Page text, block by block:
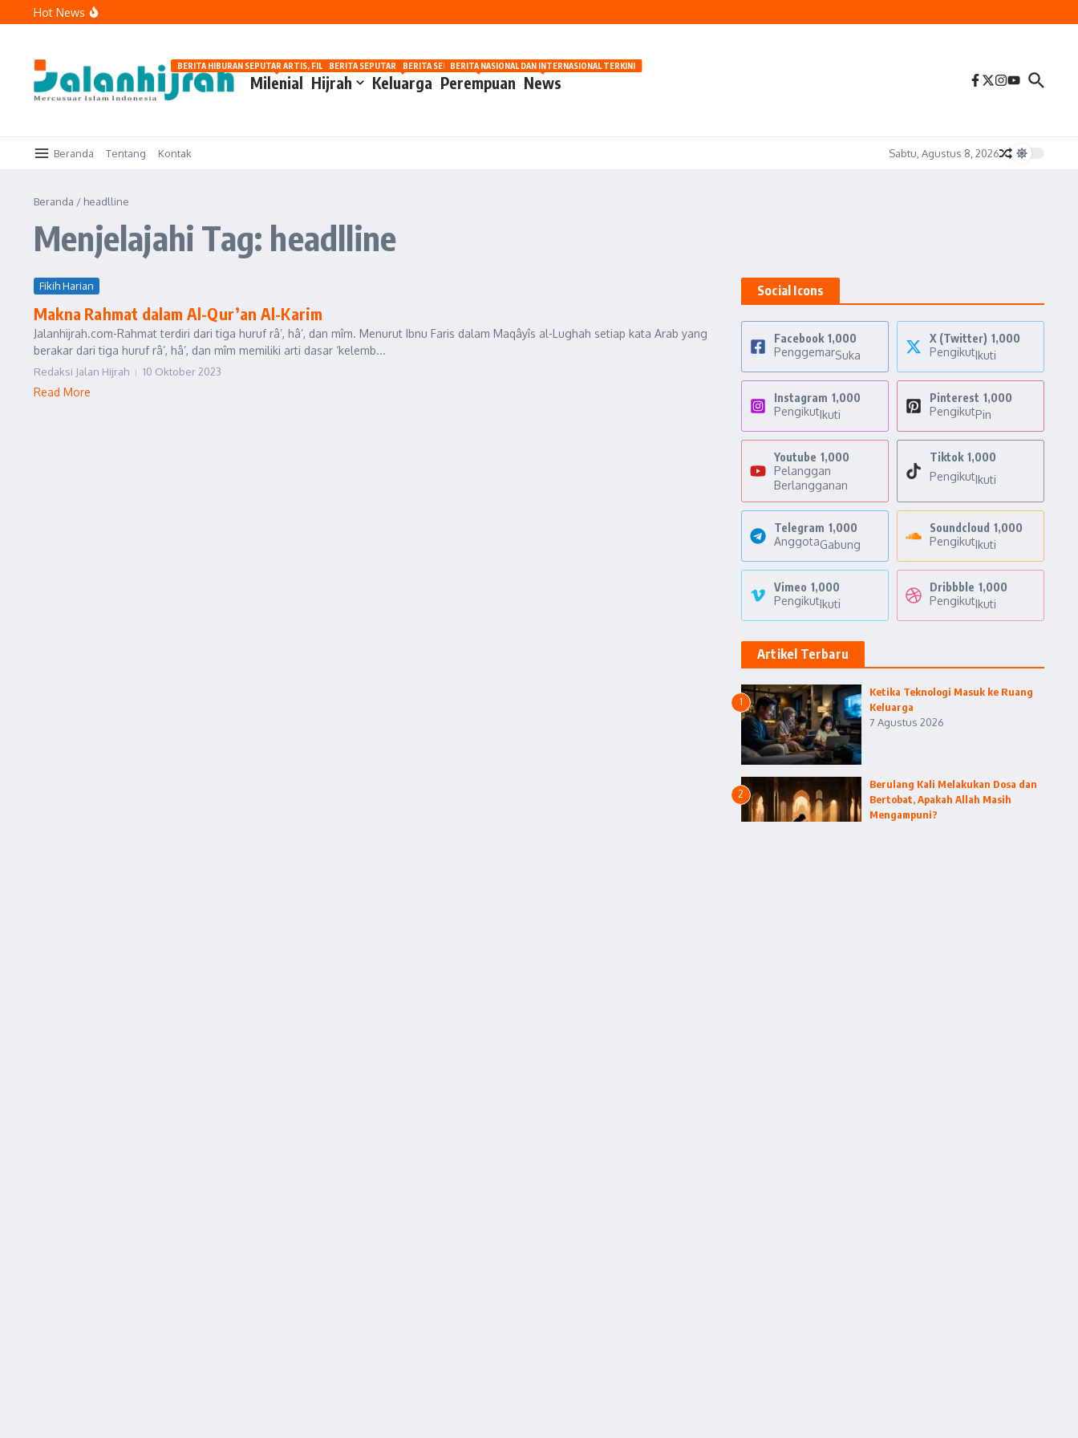
Lewati ke konten
Hot News
Menguatkan Langkah di Jalan Kebaikan
Milenial
BERITA HIBURAN SEPUTAR ARTIS, FILM, DAN GOSIP
Hijrah Keluarga
BERITA SEPUTAR OTOMOTIF HARI INI
Perempuan
BERITA SEPUTAR KECANTIKAN WANITA
News
BERITA NASIONAL DAN INTERNASIONAL TERKINI
Beranda Tentang Kontak Sabtu, Agustus 8, 2026
Beranda / headlline
Menjelajahi Tag: headlline
Fikih Harian
Makna Rahmat dalam Al-Qur’an Al-Karim
Jalanhijrah.com-Rahmat terdiri dari tiga huruf râ’, hâ’, dan mîm. Menurut Ibnu Faris dalam Maqâyîs al-Lughah setiap kata Arab yang
berakar dari tiga huruf râ’, hâ’, dan mîm memiliki arti dasar ‘kelemb...
Redaksi Jalan Hijrah 10 Oktober 2023
Read More
Social Icons
Facebook 1,000
PenggemarSuka
X (Twitter) 1,000
PengikutIkuti
Instagram 1,000
PengikutIkuti
Pinterest 1,000
PengikutPin
Youtube 1,000
Pelanggan
Berlangganan
Tiktok 1,000
PengikutIkuti
Telegram 1,000
AnggotaGabung
Soundcloud 1,000
PengikutIkuti
Vimeo 1,000
PengikutIkuti
Dribbble 1,000
PengikutIkuti
Artikel Terbaru
1
Ketika Teknologi Masuk ke Ruang
Keluarga
7 Agustus 2026
2
Berulang Kali Melakukan Dosa dan
Bertobat, Apakah Allah Masih
Mengampuni?